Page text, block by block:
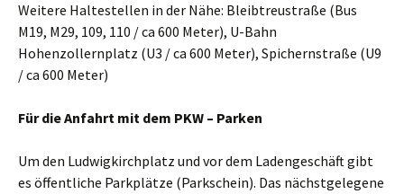
Weitere Haltestellen in der Nähe: Bleibtreustraße (Bus
M19, M29, 109, 110 / ca 600 Meter), U-Bahn
Hohenzollernplatz (U3 / ca 600 Meter), Spichernstraße (U9
/ ca 600 Meter)
Für die Anfahrt mit dem PKW – Parken
Um den Ludwigkirchplatz und vor dem Ladengeschäft gibt
es öffentliche Parkplätze (Parkschein). Das nächstgelegene